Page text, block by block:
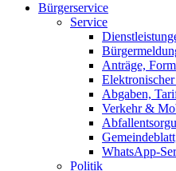
Bürgerservice
Service
Anträge,
Abgaben,
Verkehr &
WhatsApp-
Politik